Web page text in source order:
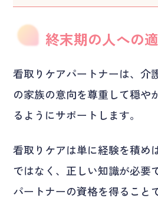
終末期の人への
看取りケアパートナーは、介
の家族の意向を尊重して穏や
るようにサポートします。
看取りケアは単に経験を積め
ではなく、正しい知識が必要
パートナーの資格を得ること